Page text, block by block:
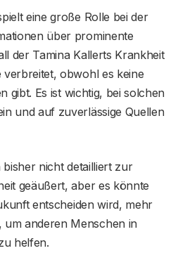
eine große Rolle bei der
über prominente
der Tamina Kallerts Krankheit
obwohl es keine
gibt. Es ist wichtig, bei solchen
und auf zuverlässige Quellen
nicht detailliert zur
geäußert, aber es könnte
entscheiden wird, mehr
anderen Menschen in
helfen.